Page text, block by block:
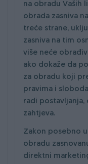
na obradu Vaših
obrada zasniva
treće strane,
zasniva na tim
više neće
ako dokaže da
za obradu koji
pravima i
radi postavljanja,
zahtjeva.
Zakon posebno
obradu
direktni